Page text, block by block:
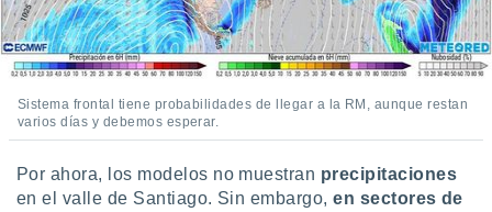
Sistema frontal tiene probabilidades de llegar a la RM, aunque restan
varios días y debemos esperar.
Por ahora, los modelos no muestran precipitaciones
en el valle de Santiago. Sin embargo,en sectores de